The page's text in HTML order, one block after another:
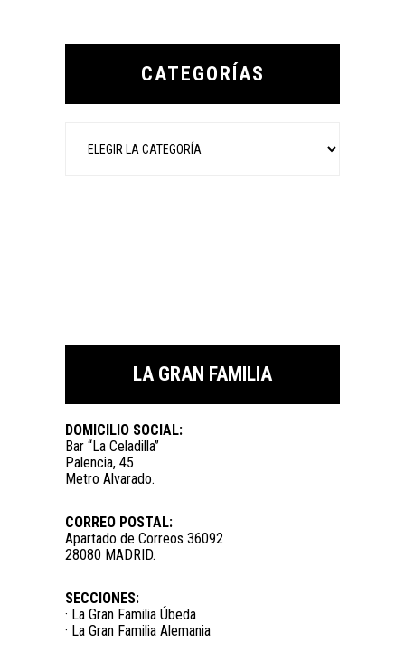
Primary
CATEGORÍAS
LA GRAN FAMILIA
DOMICILIO SOCIAL:
Bar “La Celadilla”
Palencia, 45
Metro Alvarado.
CORREO POSTAL:
Apartado de Correos 36092
28080 MADRID.
SECCIONES:
· La Gran Familia Úbeda
· La Gran Familia Alemania